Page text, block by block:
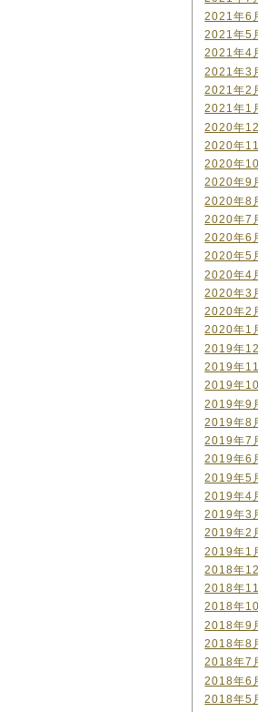
2021年6
2021年5
2021年4
2021年3
2021年2
2021年1
2020年
2020年
2020年
2020年9
2020年8
2020年7
2020年6
2020年5
2020年4
2020年3
2020年2
2020年1
2019年
2019年
2019年
2019年9
2019年8
2019年7
2019年6
2019年5
2019年4
2019年3
2019年2
2019年1
2018年
2018年
2018年
2018年9
2018年8
2018年7
2018年6
2018年5